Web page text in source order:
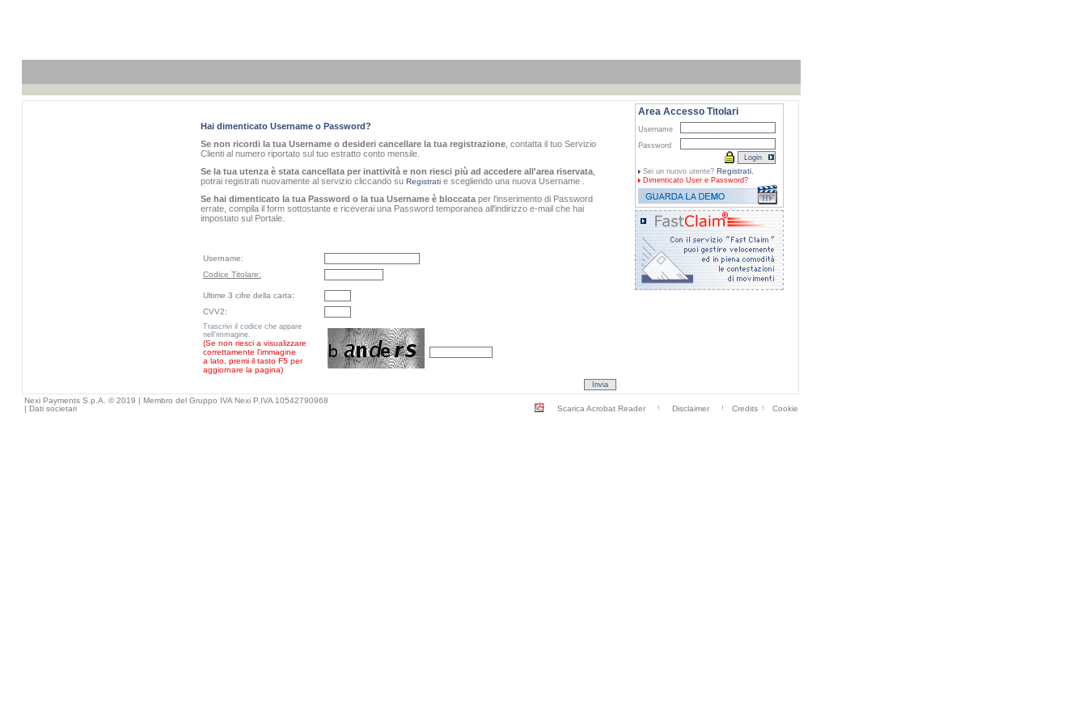
Hai dimenticato Username o Password?
Se non ricordi la tua Username o desideri cancellare la tua registrazione, contatta il tuo Servizio
Clienti al numero riportato sul tuo estratto conto mensile.
Se la tua utenza è stata cancellata per inattività e non riesci più ad accedere all'area riservata,
potrai registrati nuovamente al servizio cliccando su Registratie scegliendo una nuova Username .
Se hai dimenticato la tua Password o la tua Username è bloccataper l'inserimento di Password
errate, compila il form sottostante e riceverai una Password temporanea all'indirizzo e-mail che hai
impostato sul Portale.
Username:
Codice Titolare:
Ultime 3 cifre della carta:
CVV2:
Trascrivi il codice che appare
nell'immagine.
(Se non riesci a visualizzare
correttamente l'immagine
a lato, premi il tasto F5 per
aggiornare la pagina)
Area Accesso Titolari
Username
Password
Sei un nuovo utente? Registrati.
Dimenticato User e Password?
Nexi Payments S.p.A. © 2019 | Membro del Gruppo IVA Nexi P.IVA 10542790968
| Dati societari Scarica Acrobat Reader Disclaimer Credits Cookie